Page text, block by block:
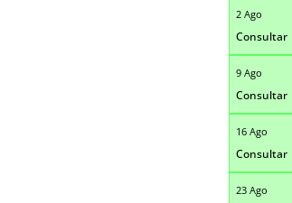
2 Ago
Consultar
9 Ago
Consultar
16 Ago
Consultar
23 Ago